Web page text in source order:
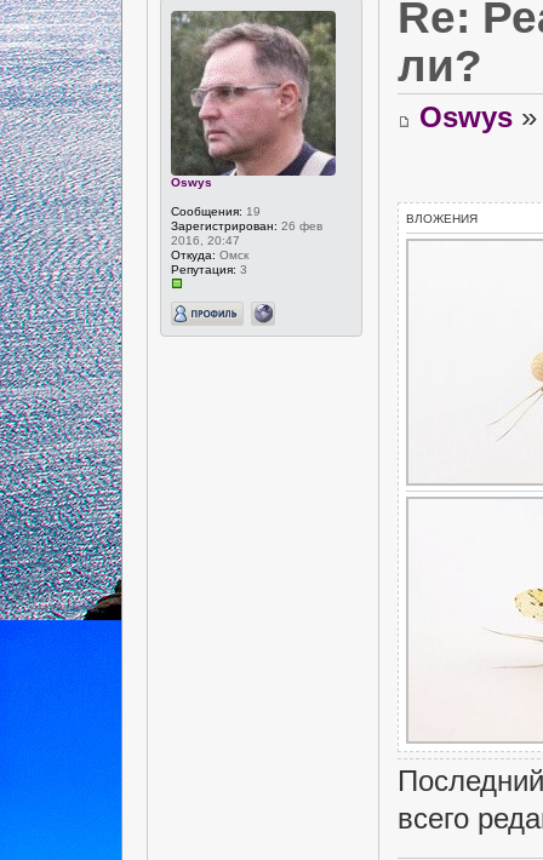
Oswys
Сообщения: 19
Зарегистрирован: 26 фев
2016, 20:47
Откуда: Омск
Репутация: 3
Re:
ли?
Oswys
ВЛОЖЕНИЯ
всего